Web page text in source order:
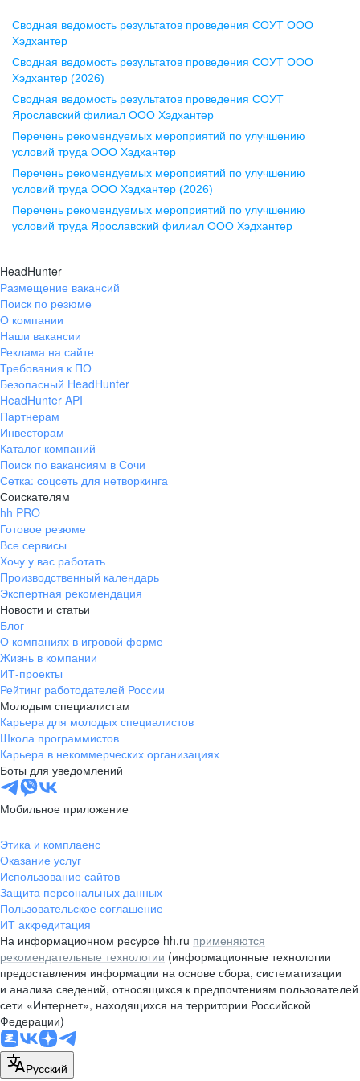
Воронеж
ул. Комиссаржевской, д. 10,
офис 1212
+7 473 280-05-05
pr@vrn.hh.ru
ул. Спартаковская, д. 2А, этаж 3,
помещение 15
+7 843 212-12-50
Екатеринбург
ул. Боевых Дружин, стр. 20,
+7 343 226-79-99
pr@ural.hh.ru
ул. Янковского, д. 169, 7 этаж,
706 каб.
+7 861 205-55-57
pr@krd.hh.ru
Владивосток
пер. Ланинский д. 4, офис 3.4
+7 423 202-33-28
pr@dv.hh.ru
Новосибирск
ул. Большевистская, д. 35,
помещение 21
+7 383 207-94-64
pr@nsk.hh.ru
Минск
пр-т Дзержинского, д. 57,
10 этаж, помещение 45-1
pr@rabota.by
Алматы
пр. Абая, д. 151, БЦ Алатау,
12 этаж, офис 1209
+7 727 232-13-13
pr@headhunter.com.kz
Сводная ведомость результатов проведения СОУТ ООО
Хэдхантер
Сводная ведомость результатов проведения СОУТ ООО
Хэдхантер (2026)
Сводная ведомость результатов проведения СОУТ
Ярославский филиал ООО Хэдхантер
Перечень рекомендуемых мероприятий по улучшению
условий труда ООО Хэдхантер
Перечень рекомендуемых мероприятий по улучшению
условий труда ООО Хэдхантер (2026)
Перечень рекомендуемых мероприятий по улучшению
условий труда Ярославский филиал ООО Хэдхантер
HeadHunter
Размещение вакансий
Поиск по резюме
О компании
Наши вакансии
Реклама на сайте
Требования к ПО
Безопасный HeadHunter
HeadHunter API
Партнерам
Инвесторам
Каталог компаний
Поиск по вакансиям в Сочи
Сетка: соцсеть для нетворкинга
Соискателям
hh PRO
Готовое резюме
Все сервисы
Хочу у вас работать
Производственный календарь
Экспертная рекомендация
Новости и статьи
Блог
О компаниях в игровой форме
Жизнь в компании
ИТ-проекты
Рейтинг работодателей России
Молодым специалистам
Карьера для молодых специалистов
Школа программистов
Карьера в некоммерческих организациях
Боты для уведомлений
Мобильное приложение
Этика и комплаенс
Оказание услуг
Использование сайтов
Защита персональных данных
Пользовательское соглашение
ИТ аккредитация
На информационном ресурсе hh.ru применяются
рекомендательные технологии (информационные технологии
предоставления информации на основе сбора, систематизации
и анализа сведений, относящихся к предпочтениям пользователей
сети «Интернет», находящихся на территории Российской
Федерации)
Русский